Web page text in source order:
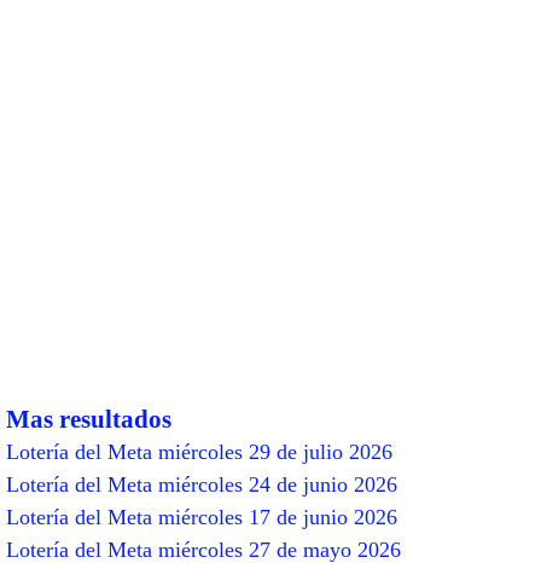
Mas resultados
Lotería del Meta miércoles 29 de julio 2026
Lotería del Meta miércoles 24 de junio 2026
Lotería del Meta miércoles 17 de junio 2026
Lotería del Meta miércoles 27 de mayo 2026